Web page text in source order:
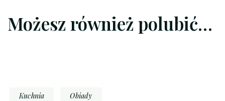
Możesz również polubić…
Kuchnia Obiady